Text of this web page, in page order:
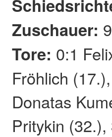
Zuschauer:
Tore: 0:1
Fröhlich
Donatas
Pritykin